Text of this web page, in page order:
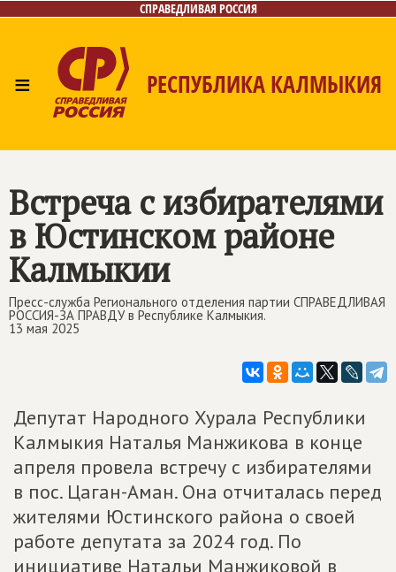
СПРАВЕДЛИВАЯ РОССИЯ
≡ РЕСПУБЛИКА КАЛМЫКИЯ
Встреча с избирателями
в Юстинском районе
Калмыкии
Пресс-служба Регионального отделения партии СПРАВЕДЛИВАЯ
РОССИЯ-ЗА ПРАВДУ в Республике Калмыкия.
13 мая 2025
Депутат Народного Хурала Республики
Калмыкия Наталья Манжикова в конце
апреля провела встречу с избирателями
в пос. Цаган-Аман. Она отчиталась перед
жителями Юстинского района о своей
работе депутата за 2024 год. По
инициативе Натальи Манжиковой в